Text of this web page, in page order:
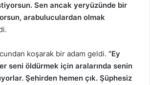
Sen ancak yeryüzünde bir
arabuluculardan olmak
koşarak bir adam geldi. “Ey
seni öldürmek için aralarında senin
Şehirden hemen çık. Şüphesiz